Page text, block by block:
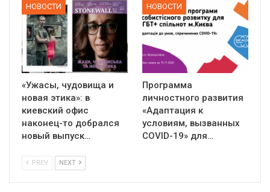
НОВОСТИ
«Ужасы, чудовища и
новая этика»: в
киевский офис
наконец-то добрался
новый выпуск…
НОВОСТИ
Программа
личностного развития
«Адаптация к
условиям, вызванных
СOVID-19» для…
PREV NEXT